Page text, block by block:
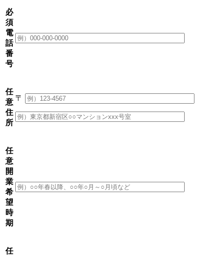
必
須
電
話
番
号
任
意
住
所
〒
任
意
開
業
希
望
時
期
任